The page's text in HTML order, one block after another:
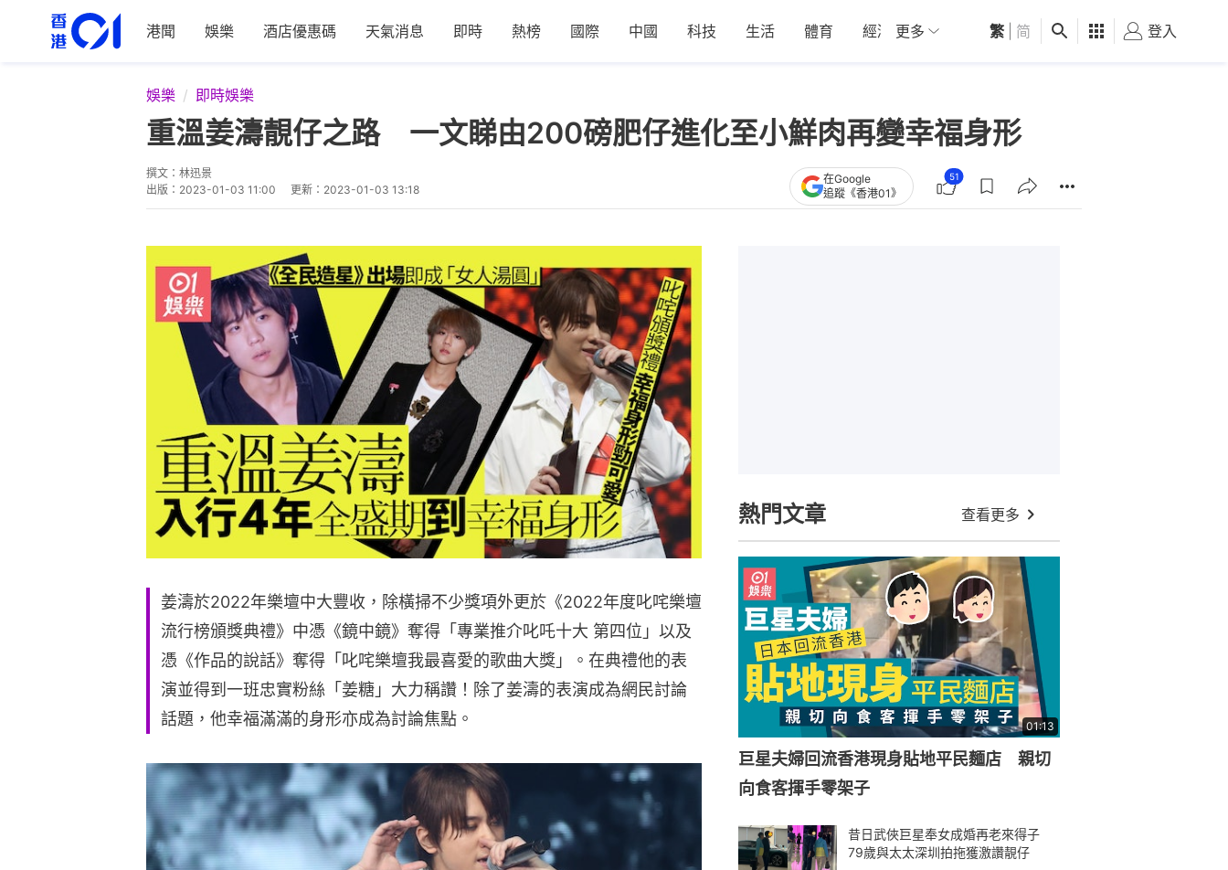
港聞 娛樂 酒店優惠碼 天氣消息 即時 熱榜 國際 中國 科技 生活 體育 經濟 01深圳 觀點 健康 好食玩飛
更多 繁 简 登入
娛樂 即時娛樂
重溫姜濤靚仔之路 一文睇由200磅肥仔進化至小鮮肉再變幸福身形
撰文： 林迅景
出版： 2023-01-03 11:00 更新： 2023-01-03 13:18
在Google
追蹤《香港01》
51
姜濤於2022年樂壇中大豐收，除橫掃不少獎項外更於《2022年度叱咤樂壇
流行榜頒獎典禮》中憑《鏡中鏡》奪得「專業推介叱吒十大 第四位」以及
憑《作品的說話》奪得「叱咤樂壇我最喜愛的歌曲大獎」。在典禮他的表
演並得到一班忠實粉絲「姜糖」大力稱讚！除了姜濤的表演成為網民討論
話題，他幸福滿滿的身形亦成為討論焦點。
熱門文章 查看更多
01:13
巨星夫婦回流香港現身貼地平民麵店 親切
向食客揮手零架子
昔日武俠巨星奉女成婚再老來得子
79歲與太太深圳拍拖獲激讚靚仔